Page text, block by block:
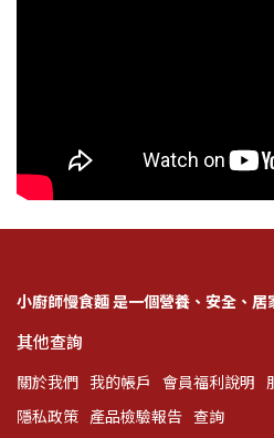
小廚師慢食麵 是一個營養、安全、居
其他查詢
關於我們 我的帳戶 會員福利說明
隱私政策 產品檢驗報告 查詢